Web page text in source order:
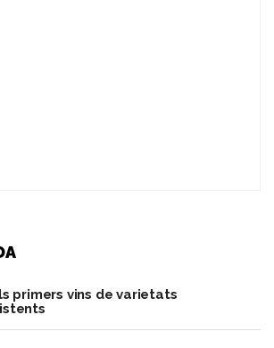
primers vins de varietats